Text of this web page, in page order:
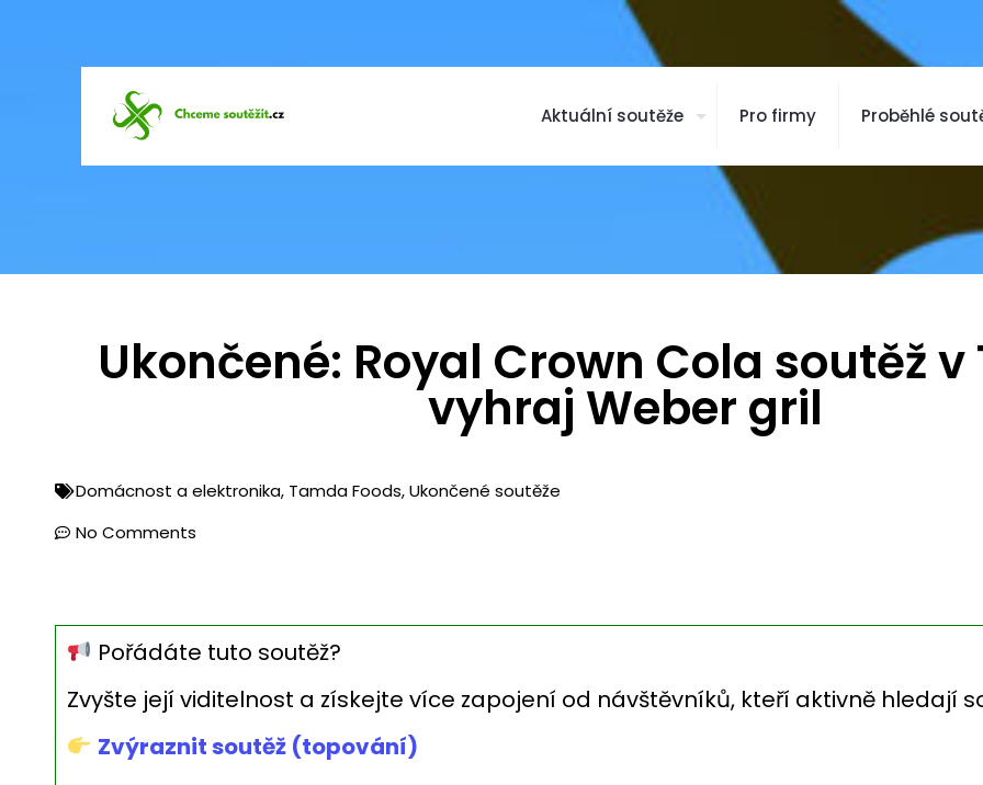
Aktuální soutěže Pro firmy Proběhlé
Ukončené: Royal Crown Cola soutěž
vyhraj Weber gril
Domácnost a elektronika, Tamda Foods,Ukončené soutěže
No Comments
Pořádáte tuto soutěž?
Zvyšte její viditelnost a získejte více zapojení od návštěvníků, kteří aktivně hledají
Zvýraznit soutěž (topování)